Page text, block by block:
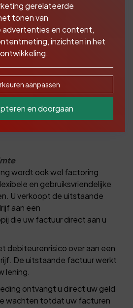
vast wel. U levert
aan uw klanten, stuurt
ze betalen niet allemaal
heeft u zelf facturen
moeten worden of wilt u
realiseren maar daar heeft
Dat kan voor problemen
debiteurenfinanciering is dat
wordt ook wel factoring
en gebruiksvriendelijke
U verkoopt de uitstaande
aan een
die uw factuur direct aan u
debiteurenrisico over aan een
De uitstaande factuur werkt
lening.
ontvangt u direct uw geld
wachten totdat uw facturen
gerelateerde
tonen van
advertenties en content,
inzichten in het
aanpassen
en doorgaan